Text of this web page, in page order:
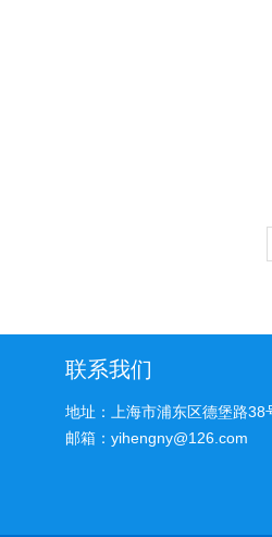
联系我们
地址：上海市浦东区德堡路38
邮箱：yihengny@126.com